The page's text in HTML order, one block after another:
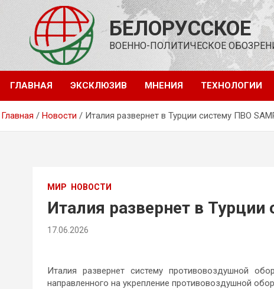
содержимому
БЕЛОРУССКОЕ
ВОЕННО-ПОЛИТИЧЕСКОЕ
ГЛАВНАЯ ЭКСКЛЮЗИВ МНЕНИЯ ТЕХНОЛОГИИ
Главная Новости Италия развернет в Турции систему ПВО
МИР НОВОСТИ
Италия развернет в
17.06.2026
Италия развернет систему противовоздушной
направленного на укрепление противовоздушной